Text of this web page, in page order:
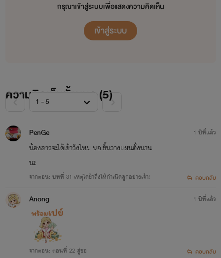
กรุณาเข้าสู่ระบบเพื่อแสดงความคิดเห็น
เข้าสู่ระบบ
ความคิดเห็นทั้งหมด (5)
PenGe
น้องสาวจะได้เข้าวังไหม นอ.ชั้นวางแผนตั้งนาน
นะ
จากตอน: บทที่ 31 เหตุใดข้าถึงให้กำเนิดลูกอย่างเจ้า!
1 ปีที่แล้ว
ตอบกลับ
Anong
จากตอน: ตอนที่ 22 สู่ขอ
1 ปีที่แล้ว
ตอบกลับ